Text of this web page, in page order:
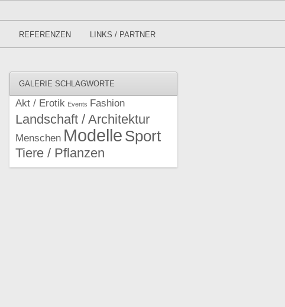
REFERENZEN LINKS / PARTNER
GALERIE SCHLAGWORTE
Akt / Erotik Events Fashion
Landschaft / Architektur
Menschen Modelle Sport
Tiere / Pflanzen